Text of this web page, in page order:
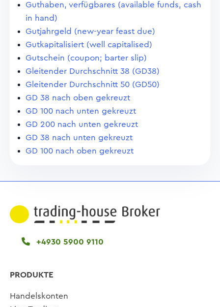
Guthaben, verfügbares (available funds, cash
in hand)
Gutjahrgeld (new-year feast due)
Gutkapitalisiert (well capitalised)
Gutschein (coupon; barter slip)
Gleitender Durchschnitt 38 (GD38)
Gleitender Durchschnitt 50 (GD50)
GD 38 nach oben gekreuzt
GD 100 nach unten gekreuzt
GD 200 nach unten gekreuzt
GD 38 nach unten gekreuzt
GD 100 nach oben gekreuzt
+4930 5900 9110
PRODUKTE
Handelskonten